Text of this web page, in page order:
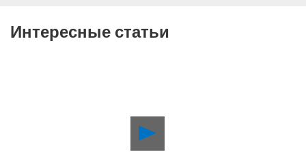
Интересные статьи
Май